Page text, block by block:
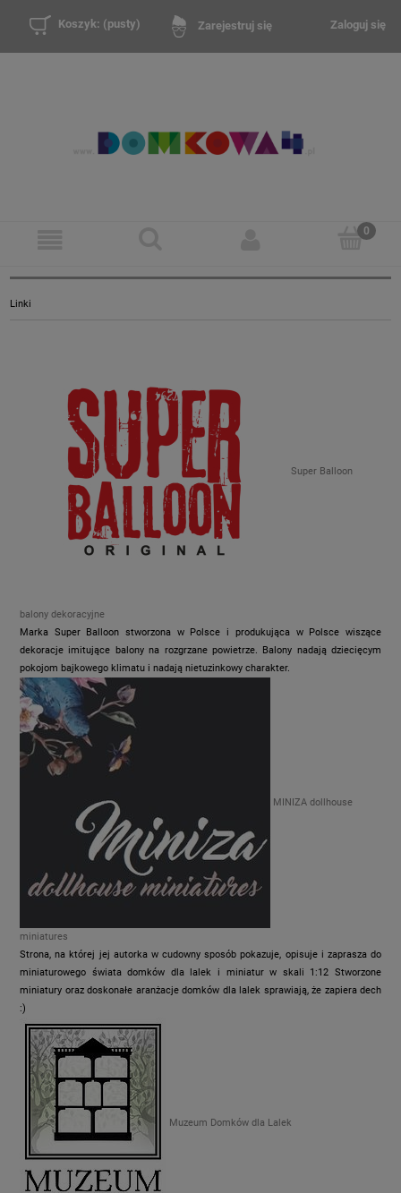
Zarejestruj się Zaloguj się
Koszyk: (pusty)
Linki
Super Balloon
balony dekoracyjne
Marka Super Balloon stworzona w Polsce i produkująca w Polsce wiszące
dekoracje imitujące balony na rozgrzane powietrze. Balony nadają dziecięcym
pokojom bajkowego klimatu i nadają nietuzinkowy charakter.
MINIZA dollhouse
miniatures
Strona, na której jej autorka w cudowny sposób pokazuje, opisuje i zaprasza do
miniaturowego świata domków dla lalek i miniatur w skali 1:12 Stworzone
miniatury oraz doskonałe aranżacje domków dla lalek sprawiają, że zapiera dech
:)
Muzeum Domków dla Lalek